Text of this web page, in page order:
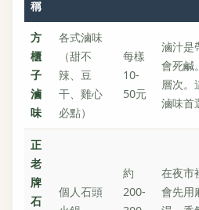
稱
方
櫃
子
滷
味
各式滷味
（甜不
辣、豆
干、雞心
必點）
每樣
10-
50元
滷汁是
會死鹹
層次。
滷味首
正
老
牌
石
個人石頭
約
200-
在夜市
會先用